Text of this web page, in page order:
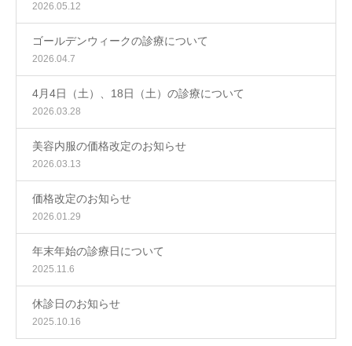
2026.05.12
ゴールデンウィークの診療について
2026.04.7
4月4日（土）、18日（土）の診療について
2026.03.28
美容内服の価格改定のお知らせ
2026.03.13
価格改定のお知らせ
2026.01.29
年末年始の診療日について
2025.11.6
休診日のお知らせ
2025.10.16